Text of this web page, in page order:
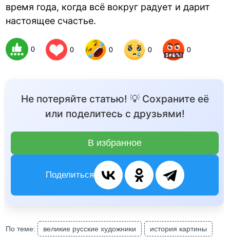
время года, когда всё вокруг радует и дарит
настоящее счастье.
0 0 0 0 0
Не потеряйте статью! 💡 Сохраните её
или поделитесь с друзьями!
В избранное
Поделиться
По теме: великие русские художники история картины